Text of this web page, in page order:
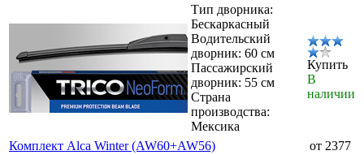
Тип дворника:
Бескаркасный
Водительский
дворник: 60 см
Пассажирский
дворник: 55 см
Страна
производства:
Мексика
Купить
В
наличии
Комплект Alca Winter (AW60+AW56)
от 2377